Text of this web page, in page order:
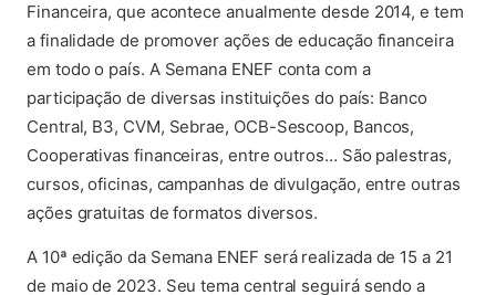
Financeira, que acontece anualmente desde 2014, e tem
a finalidade de promover ações de educação financeira
em todo o país. A Semana ENEF conta com a
participação de diversas instituições do país: Banco
Central, B3, CVM, Sebrae, OCB-Sescoop, Bancos,
Cooperativas financeiras, entre outros… São palestras,
cursos, oficinas, campanhas de divulgação, entre outras
ações gratuitas de formatos diversos.
A 10ª edição da Semana ENEF será realizada de 15 a 21
de maio de 2023. Seu tema central seguirá sendo a